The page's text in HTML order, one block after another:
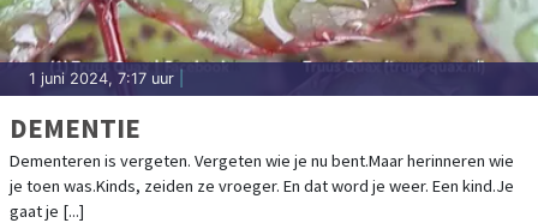
1 juni 2024, 7:17 uur
DEMENTIE
Dementeren is vergeten. Vergeten wie je nu bent.Maar herinneren wie
je toen was.Kinds, zeiden ze vroeger. En dat word je weer. Een kind.Je
gaat je [...]